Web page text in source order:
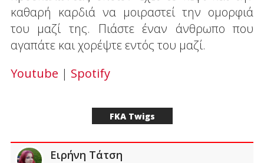
καθαρή καρδιά να μοιραστεί την ομορφιά
του μαζί της. Πιάστε έναν άνθρωπο που
αγαπάτε και χορέψτε εντός του μαζί.
Youtube | Spotify
FKA Twigs
Ειρήνη Τάτση